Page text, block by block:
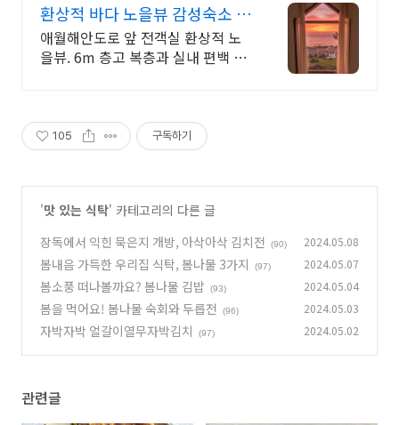
환상적 바다 노을뷰 감성숙소 통
창 너머 애월 파노라마바다
애월해안도로 앞 전객실 환상적 노
을뷰. 6m 층고 복층과 실내 편백 스
105 구독하기
'맛 있는 식탁' 카테고리의 다른 글
장독에서 익힌 묵은지 개방, 아삭아삭 김치전
(90) 2024.05.08
봄내음 가득한 우리집 식탁, 봄나물 3가지 (97) 2024.05.07
봄소풍 떠나볼까요? 봄나물 김밥 (93) 2024.05.04
봄을 먹어요! 봄나물 숙회와 두릅전 (96) 2024.05.03
자박자박 얼갈이열무자박김치 (97) 2024.05.02
관련글